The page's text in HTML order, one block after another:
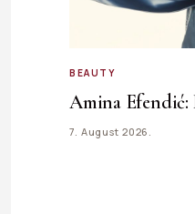
BEAUTY
Amina
7. August 2026.